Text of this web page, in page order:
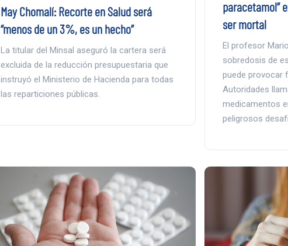
May Chomalí: Recorte en Salud será
“menos de un 3%, es un hecho”
La titular del Minsal aseguró la cartera será
excluida de la reducción presupuestaria que
instruyó el Ministerio de Hacienda para todas
las reparticiones públicas.
paracetamol”
ser mortal
El profesor
sobredosis de
puede provocar
Autoridades
medicamentos
peligrosos